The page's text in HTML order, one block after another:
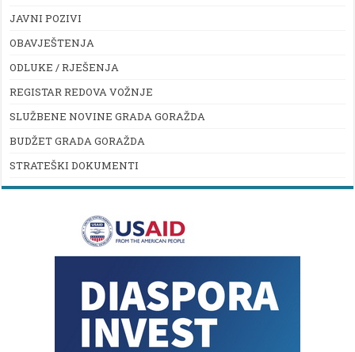
JAVNI POZIVI
OBAVJEŠTENJA
ODLUKE / RJEŠENJA
REGISTAR REDOVA VOŽNJE
SLUŽBENE NOVINE GRADA GORAŽDA
BUDŽET GRADA GORAŽDA
STRATEŠKI DOKUMENTI